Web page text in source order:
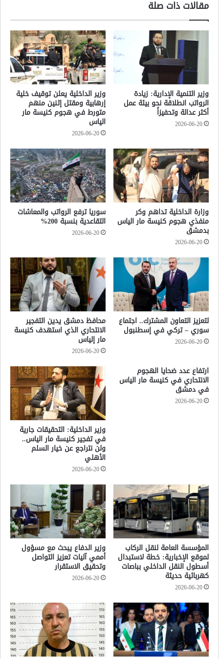
مقالات ذات صلة
وزير التنمية الإدارية: زيادة
الرواتب انطلاقة نحو بيئة عمل
أكثر عدالة وتحفيزاً
2026-06-20
وزير الداخلية يعلن توقيف خلية
إرهابية ومقتل إثنين منهم
متورط في هجوم كنيسة مار
الياس
2026-06-20
وزارة الداخلية تداهم وكر
منفذي هجوم كنيسة مار الياس
بدمشق
2026-06-20
سوريا ترفع الرواتب والمعاشات
التقاعدية بنسبة 200%
2026-06-20
لتعزيز التعاون المشترك.. اجتماع
سوري – تركي في إسطنبول
2026-06-20
محافظ دمشق يدين التفجير
الانتحاري الذي استهدف كنيسة
مار إلياس
2026-06-20
ارتفاع عدد ضحايا الهجوم
الانتحاري في كنيسة مار الياس
في دمشق
2026-06-20
وزير الداخلية: التحقيقات جارية
في تفجير كنيسة مار الياس..
ولن نتراجع عن خيار السلم
الأهلي
2026-06-20
المؤسسة العامة لنقل الركاب
لموقع الإخبارية: خطة لاستبدال
أسطول النقل الداخلي بباصات
كهربائية حديثة
2026-06-20
وزير الدفاع يبحث مع مسؤول
أممي آليات تعزيز التواصل
وتحقيق الاستقرار
2026-06-20